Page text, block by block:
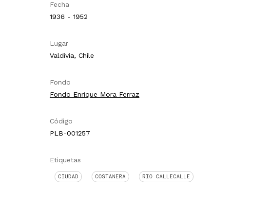
Fecha
1936 - 1952
Lugar
Valdivia, Chile
Fondo
Fondo Enrique Mora Ferraz
Código
PLB-001257
Etiquetas
CIUDAD COSTANERA RIO CALLECALLE